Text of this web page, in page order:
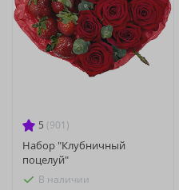
5 (901)
Набор "Клубничный
поцелуй"
В наличии